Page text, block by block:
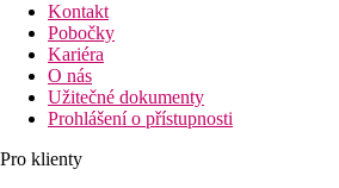
Kontakt
Pobočky
Kariéra
O nás
Užitečné dokumenty
Prohlášení o přístupnosti
Pro klienty